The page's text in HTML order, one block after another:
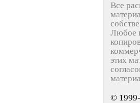
Все
Любое
этих
©